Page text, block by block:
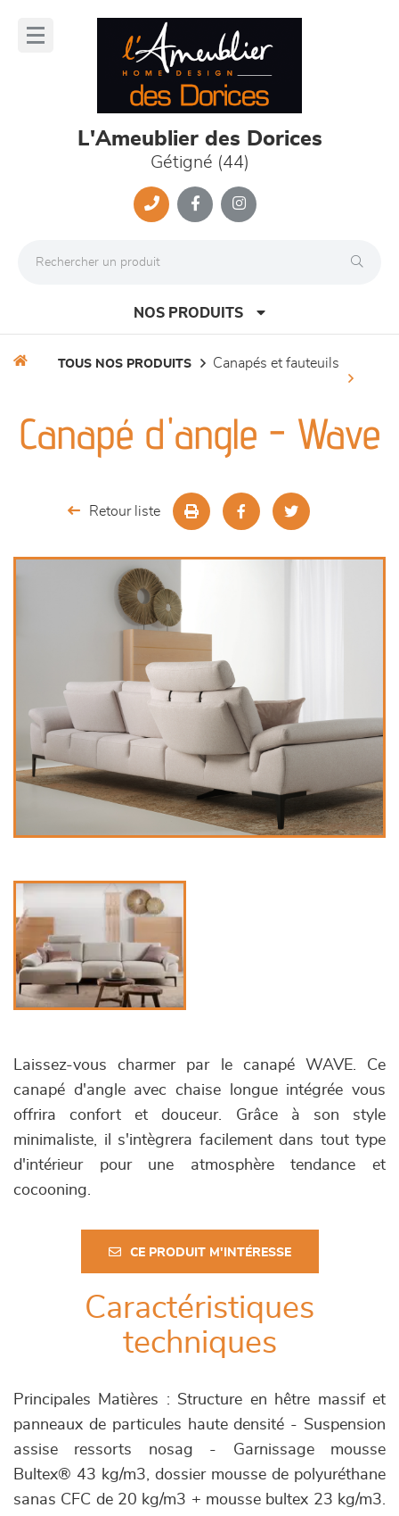
L'Ameublier des Dorices
Gétigné (44)
NOS PRODUITS
séjours
meubles de complément
TOUS NOS PRODUITS canapés et fauteuils
Canapé d'angle - Wave
Retour liste
Laissez-vous charmer par le canapé WAVE. Ce
canapé d'angle avec chaise longue intégrée vous
offrira confort et douceur. Grâce à son style
minimaliste, il s'intègrera facilement dans tout type
d'intérieur pour une atmosphère tendance et
cocooning.
CE PRODUIT M'INTÉRESSE
Caractéristiques
techniques
Principales Matières : Structure en hêtre massif et
panneaux de particules haute densité - Suspension
assise ressorts nosag - Garnissage mousse
Bultex® 43 kg/m3, dossier mousse de polyuréthane
sanas CFC de 20 kg/m3 + mousse bultex 23 kg/m3.